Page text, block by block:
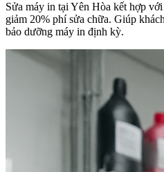
Sửa máy in tại Yên Hòa kết hợp
giảm 20% phí sửa chữa. Giúp
bảo dưỡng máy in định kỳ.